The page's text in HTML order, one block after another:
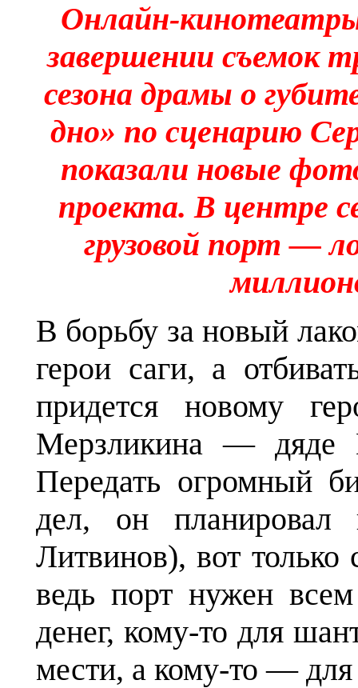
Онлайн-
завершении съемок
сезона драмы о
дно» по сценарию
показали новые
проекта. В центре
грузовой порт —
В борьбу за новый
герои саги, а
придется новому
Мерзликина — дяде
Передать огромный
дел, он планировал
Литвинов), вот только
ведь порт нужен
денег, кому-то для
мести, а кому-то —